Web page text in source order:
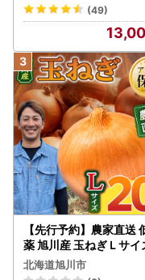
不備が見られない場合
す。
万が一、不備が見つか
不備内容や追加提出
お送りいたします。
(49)
【先行予約】農家直送
薬 旭川産 玉ねぎＬサイ
0kg(2026年9月発送開
予定)_ | 玉ねぎ 05935
北海道旭川市